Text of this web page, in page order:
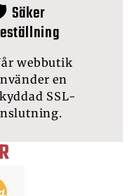
Säker
webbutik
en
SSL-